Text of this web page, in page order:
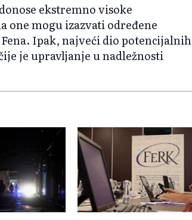
ekstremno visoke
one mogu izazvati određene
Ipak, najveći dio potencijalnih
je upravljanje u nadležnosti